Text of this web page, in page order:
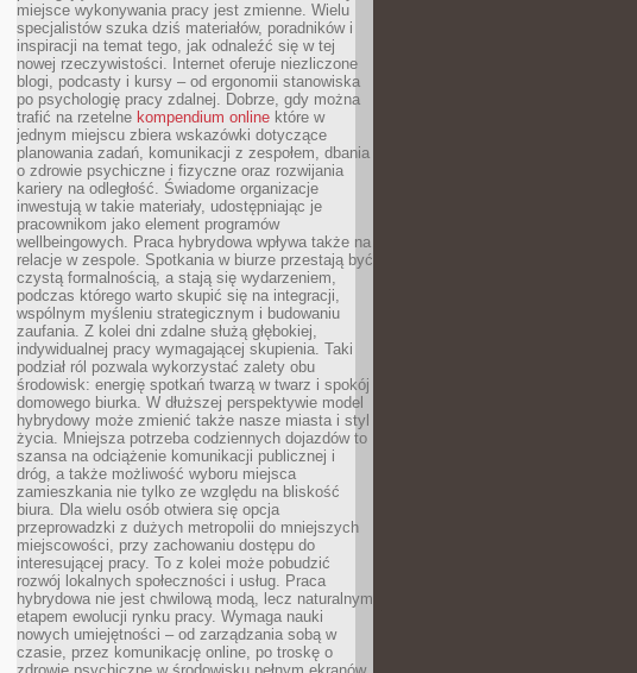
miejsce wykonywania pracy jest zmienne. Wielu
specjalistów szuka dziś materiałów, poradników i
inspiracji na temat tego, jak odnaleźć się w tej
nowej rzeczywistości. Internet oferuje niezliczone
blogi, podcasty i kursy – od ergonomii stanowiska
po psychologię pracy zdalnej. Dobrze, gdy można
trafić na rzetelne kompendium online które w
jednym miejscu zbiera wskazówki dotyczące
planowania zadań, komunikacji z zespołem, dbania
o zdrowie psychiczne i fizyczne oraz rozwijania
kariery na odległość. Świadome organizacje
inwestują w takie materiały, udostępniając je
pracownikom jako element programów
wellbeingowych. Praca hybrydowa wpływa także na
relacje w zespole. Spotkania w biurze przestają być
czystą formalnością, a stają się wydarzeniem,
podczas którego warto skupić się na integracji,
wspólnym myśleniu strategicznym i budowaniu
zaufania. Z kolei dni zdalne służą głębokiej,
indywidualnej pracy wymagającej skupienia. Taki
podział ról pozwala wykorzystać zalety obu
środowisk: energię spotkań twarzą w twarz i spokój
domowego biurka. W dłuższej perspektywie model
hybrydowy może zmienić także nasze miasta i styl
życia. Mniejsza potrzeba codziennych dojazdów to
szansa na odciążenie komunikacji publicznej i
dróg, a także możliwość wyboru miejsca
zamieszkania nie tylko ze względu na bliskość
biura. Dla wielu osób otwiera się opcja
przeprowadzki z dużych metropolii do mniejszych
miejscowości, przy zachowaniu dostępu do
interesującej pracy. To z kolei może pobudzić
rozwój lokalnych społeczności i usług. Praca
hybrydowa nie jest chwilową modą, lecz naturalnym
etapem ewolucji rynku pracy. Wymaga nauki
nowych umiejętności – od zarządzania sobą w
czasie, przez komunikację online, po troskę o